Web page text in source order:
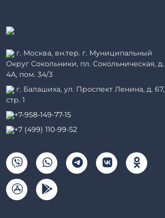
г. Москва, вн.тер. г. Муниципальный
Округ Сокольники, пл. Сокольническая, д.
4А, пом. 34/3
г. Балашиха, ул. Проспект Ленина, д. 67,
стр. 1
+7-958-149-77-15
+7 (499) 110-99-52